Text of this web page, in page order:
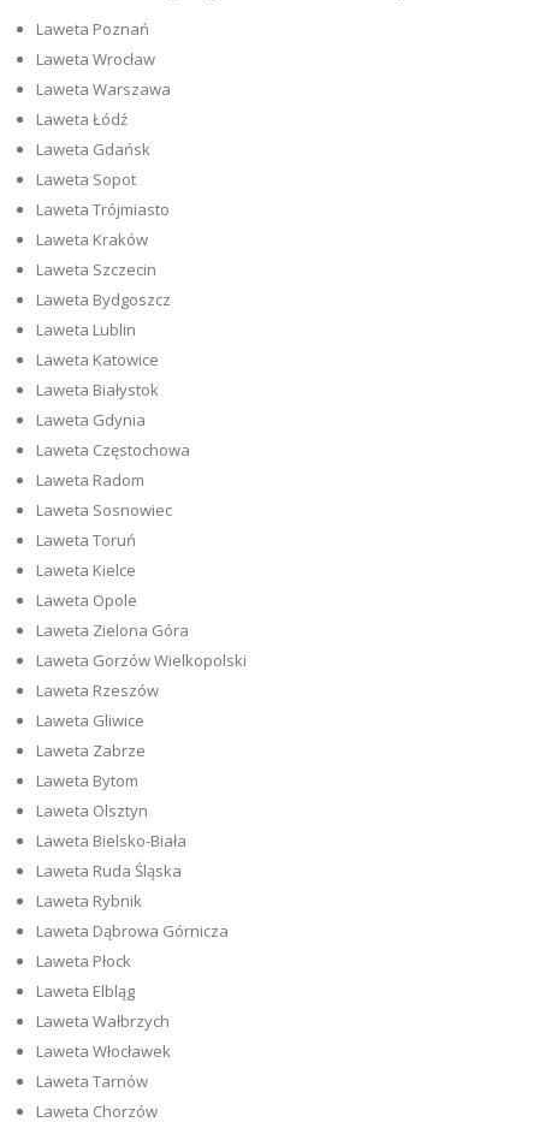
Laweta Poznań
Laweta Wrocław
Laweta Warszawa
Laweta Łódź
Laweta Gdańsk
Laweta Sopot
Laweta Trójmiasto
Laweta Kraków
Laweta Szczecin
Laweta Bydgoszcz
Laweta Lublin
Laweta Katowice
Laweta Białystok
Laweta Gdynia
Laweta Częstochowa
Laweta Radom
Laweta Sosnowiec
Laweta Toruń
Laweta Kielce
Laweta Opole
Laweta Zielona Góra
Laweta Gorzów Wielkopolski
Laweta Rzeszów
Laweta Gliwice
Laweta Zabrze
Laweta Bytom
Laweta Olsztyn
Laweta Bielsko-Biała
Laweta Ruda Śląska
Laweta Rybnik
Laweta Dąbrowa Górnicza
Laweta Płock
Laweta Elbląg
Laweta Wałbrzych
Laweta Włocławek
Laweta Tarnów
Laweta Chorzów